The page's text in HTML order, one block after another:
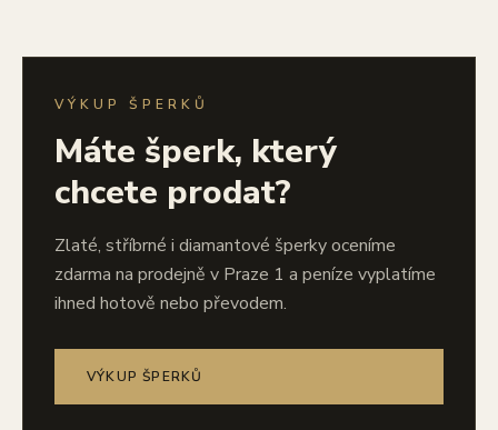
VÝKUP ŠPERKŮ
Máte šperk, který
chcete prodat?
Zlaté, stříbrné i diamantové šperky oceníme
zdarma na prodejně v Praze 1 a peníze vyplatíme
ihned hotově nebo převodem.
VÝKUP ŠPERKŮ